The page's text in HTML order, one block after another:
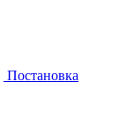
Постановка